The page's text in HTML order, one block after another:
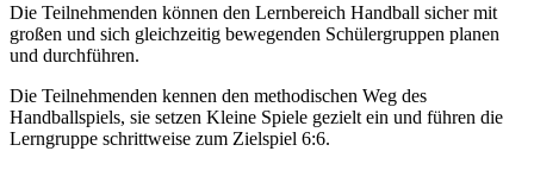
Die Teilnehmenden können den Lernbereich Handball sicher mit
großen und sich gleichzeitig bewegenden Schülergruppen planen
und durchführen.
Die Teilnehmenden kennen den methodischen Weg des
Handballspiels, sie setzen Kleine Spiele gezielt ein und führen die
Lerngruppe schrittweise zum Zielspiel 6:6.